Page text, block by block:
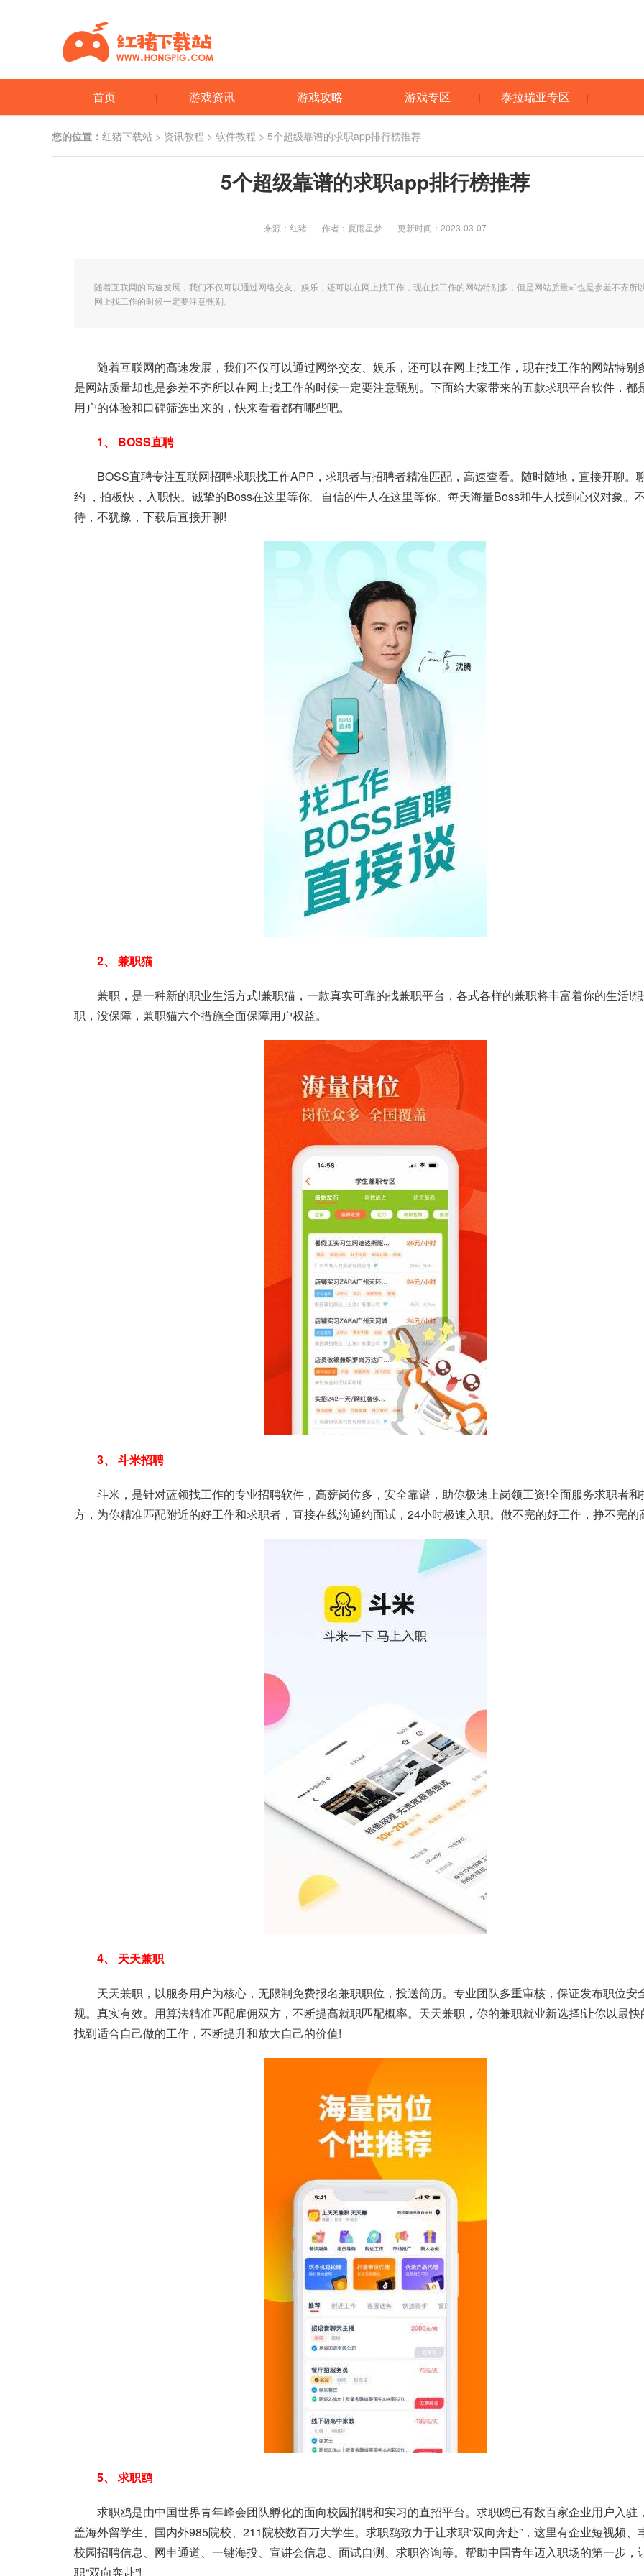
首页 游戏资讯 游戏攻略 游戏专区 泰拉瑞亚专区
您的位置： 红猪下载站 > 资讯教程 > 软件教程 > 5个超级靠谱的求职app排行榜推荐
5个超级靠谱的求职app排行榜推荐
来源：红猪 作者：夏雨星梦 更新时间：2023-03-07
随着互联网的高速发展，我们不仅可以通过网络交友、娱乐，还可以在网上找工作，现在找工作的网站特别多，但是网站质量却也是参差不齐所
网上找工作的时候一定要注意甄别。
随着互联网的高速发展，我们不仅可以通过网络交友、娱乐，还可以在网上找工作，现在找工作的网站特别
是网站质量却也是参差不齐所以在网上找工作的时候一定要注意甄别。下面给大家带来的五款求职平台软件，都
用户的体验和口碑筛选出来的，快来看看都有哪些吧。
1、 BOSS直聘
BOSS直聘专注互联网招聘求职找工作APP，求职者与招聘者精准匹配，高速查看。随时随地，直接开聊。
约 ，拍板快，入职快。诚挚的Boss在这里等你。自信的牛人在这里等你。每天海量Boss和牛人找到心仪对象。
待，不犹豫，下载后直接开聊!
2、 兼职猫
兼职，是一种新的职业生活方式!兼职猫，一款真实可靠的找兼职平台，各式各样的兼职将丰富着你的生活!
职，没保障，兼职猫六个措施全面保障用户权益。
3、 斗米招聘
斗米，是针对蓝领找工作的专业招聘软件，高薪岗位多，安全靠谱，助你极速上岗领工资!全面服务求职者和
方，为你精准匹配附近的好工作和求职者，直接在线沟通约面试，24小时极速入职。做不完的好工作，挣不完的
4、 天天兼职
天天兼职，以服务用户为核心，无限制免费报名兼职职位，投送简历。专业团队多重审核，保证发布职位安
规。真实有效。用算法精准匹配雇佣双方，不断提高就职匹配概率。天天兼职，你的兼职就业新选择!让你以最快
找到适合自己做的工作，不断提升和放大自己的价值!
5、 求职鸥
求职鸥是由中国世界青年峰会团队孵化的面向校园招聘和实习的直招平台。求职鸥已有数百家企业用户入驻
盖海外留学生、国内外985院校、211院校数百万大学生。求职鸥致力于让求职“双向奔赴”，这里有企业短视频、
校园招聘信息、网申通道、一键海投、宣讲会信息、面试自测、求职咨询等。帮助中国青年迈入职场的第一步，
职“双向奔赴”!